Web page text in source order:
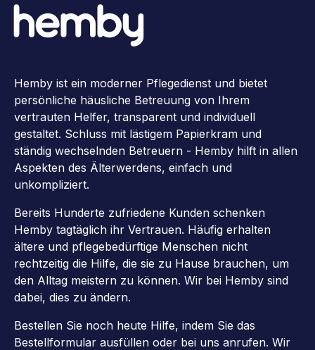
Hemby ist ein moderner Pflegedienst und bietet
persönliche häusliche Betreuung von Ihrem
vertrauten Helfer, transparent und individuell
gestaltet. Schluss mit lästigem Papierkram und
ständig wechselnden Betreuern - Hemby hilft in allen
Aspekten des Älterwerdens, einfach und
unkompliziert.
Bereits Hunderte zufriedene Kunden schenken
Hemby tagtäglich ihr Vertrauen. Häufig erhalten
ältere und pflegebedürftige Menschen nicht
rechtzeitig die Hilfe, die sie zu Hause brauchen, um
den Alltag meistern zu können. Wir bei Hemby sind
dabei, dies zu ändern.
Bestellen Sie noch heute Hilfe, indem Sie das
Bestellformular ausfüllen oder bei uns anrufen. Wir